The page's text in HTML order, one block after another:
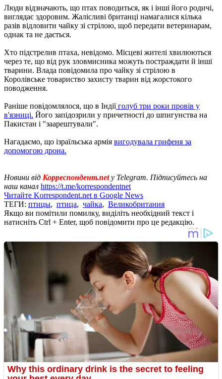
Люди відзначають, що птах поводиться, як і інші його родичі,
виглядає здоровим. Жалісливі британці намагалися кілька
разів відловити чайку зі стрілою, щоб передати ветеринарам,
однак та не дається.
Хто підстрелив птаха, невідомо. Місцеві жителі хвилюються
через те, що від рук зловмисника можуть постраждати й інші
тварини. Влада повідомила про чайку зі стрілою в
Королівське товариство захисту тварин від жорстокого
поводження.
Раніше повідомлялося, що в Індіїголуб три роки провів у
в'язниці. Його запідозрили у причетності до шпигунства на
Пакистан і "заарештували".
Нагадаємо, що ізраїльська армія вигодувала грифеня за
допомогою дрона.
Новини від Корреспондент.net у Telegram. Підписуйтесь на
наш канал https://t.me/korrespondentnet
Читайте Korrespondent.net в Google News
ТЕГИ: птицы, птица, чайка, Великобритания
Якщо ви помітили помилку, виділіть необхідний текст і
натисніть Ctrl + Enter, щоб повідомити про це редакцію.